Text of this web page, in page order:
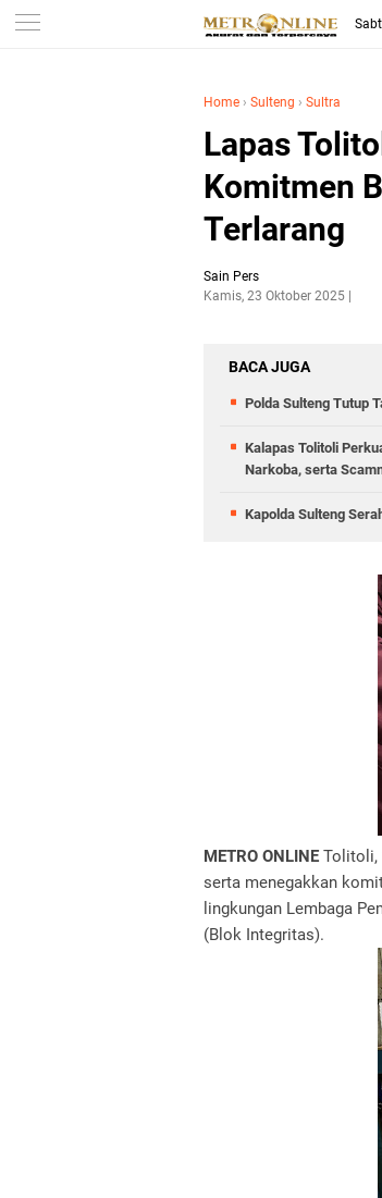
Home › Sulteng › Sultra
Lapas
Komitmen
Terlarang
Sain Pers
Kamis, 23 Oktober 2025
BACA JUGA
Polda Sulteng Tutup
Kalapas Tolitoli
Narkoba, serta
Kapolda Sulteng
METRO ONLINE Tolitoli,
serta menegakkan
lingkungan Lembaga
(Blok Integritas).